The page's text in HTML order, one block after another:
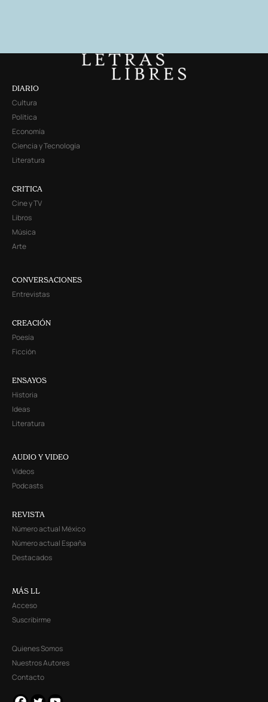
DIARIO
Cultura
Política
Economía
Ciencia y Tecnología
Literatura
CRITICA
Cine y TV
Libros
Música
Arte
CONVERSACIONES
Entrevistas
CREACIÓN
Poesía
Ficción
ENSAYOS
Historia
Ideas
Literatura
AUDIO Y VIDEO
Videos
Podcasts
REVISTA
Número actual México
Número actual España
Destacados
MÁS LL
Acceso
Suscribirme
Quienes Somos
Nuestros Autores
Contacto